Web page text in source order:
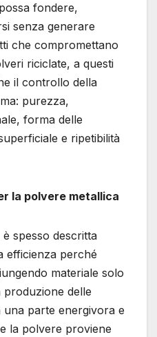
fondere,
senza generare
che compromettano
riciclate, a questi
il controllo della
purezza,
forma delle
e ripetibilità
la polvere metallica
spesso descritta
efficienza perché
materiale solo
produzione delle
parte energivora e
la polvere proviene